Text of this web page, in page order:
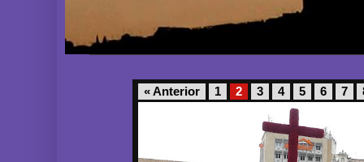
« Anterior 1 2 3 4 5 6 7